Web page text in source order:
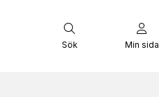
Sök Min sida